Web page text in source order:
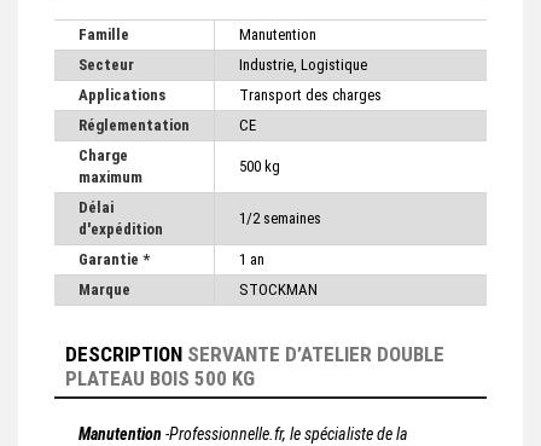
Famille
Manutention
Secteur
Industrie, Logistique
Applications
Transport des charges
Réglementation
CE
Charge
maximum
500 kg
Délai
d'expédition
1/2 semaines
Garantie *
1 an
Marque
STOCKMAN
DESCRIPTION SERVANTE D’ATELIER DOUBLE
PLATEAU BOIS 500 KG
Manutention-Professionnelle.fr, le spécialiste de la